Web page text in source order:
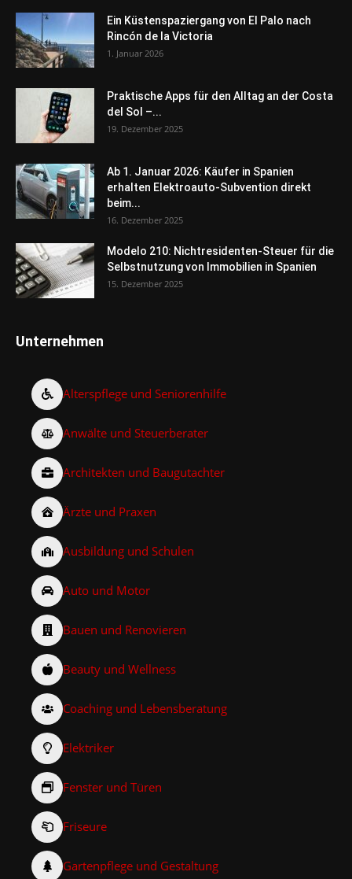
Ein Küstenspaziergang von El Palo nach
Rincón de la Victoria
1. Januar 2026
Praktische Apps für den Alltag an der Costa
del Sol –...
19. Dezember 2025
Ab 1. Januar 2026: Käufer in Spanien
erhalten Elektroauto-Subvention direkt
beim...
16. Dezember 2025
Modelo 210: Nichtresidenten-Steuer für die
Selbstnutzung von Immobilien in Spanien
15. Dezember 2025
Unternehmen
Alterspflege und Seniorenhilfe
Anwälte und Steuerberater
Architekten und Baugutachter
Ärzte und Praxen
Ausbildung und Schulen
Auto und Motor
Bauen und Renovieren
Beauty und Wellness
Coaching und Lebensberatung
Elektriker
Fenster und Türen
Friseure
Gartenpflege und Gestaltung